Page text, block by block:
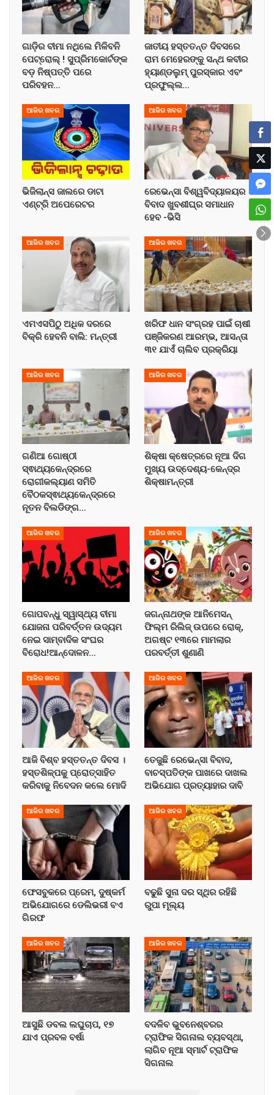
ଗାଡ଼ିର ବୀମା ନଥିଲେ ମିଳିବନି
ପେଟ୍ରୋଲ୍ ! ସୁପ୍ରିମକୋର୍ଟଙ୍କ
ବଡ଼ ନିଷ୍ପତ୍ତି ପରେ
ପରିବହନ…
ଜାତୀୟ ହସ୍ତତନ୍ତ ଦିବସରେ
ରାମ ମେହେରଙ୍କୁ ସନ୍ଥ କବୀର
ହ୍ୟାଣ୍ଡଲୁମ୍ ପୁରସ୍କାର ଏବଂ
ପ୍ରଫୁଲ୍ଲ…
ଆଜିର ଖବର
ଭିଜିଲାନ୍ସ ଜାଲରେ ଡାଟା
ଏଣ୍ଟ୍ରି ଅପେରେଟର
ଆଜିର ଖବର
ରେଭେନ୍ସା ବିଶ୍ୱବିଦ୍ୟାଳୟର
ବିବାଦ ଖୁବଶୀଘ୍ର ସମାଧାନ
ହେବ -ଭିସି
ଆଜିର ଖବର
ଏମଏସପିଠୁ ଅଧିକ ଦରରେ
ବିକ୍ରି ହେବନି ବାଲି: ମନ୍ତ୍ରୀ
ଆଜିର ଖବର
ଖରିଫ ଧାନ ସଂଗ୍ରହ ପାଇଁ ଚାଷୀ
ପଞ୍ଜିକରଣ ଆରମ୍ଭ, ଆସନ୍ତା
୩୧ ଯାଏଁ ଚାଲିବ ପ୍ରକ୍ରିୟା
ଆଜିର ଖବର
ଗଣିଆ ଗୋଷ୍ଠୀ
ସ୍ଵାଥ୍ୟକେନ୍ଦ୍ରରେ
ରୋଗୀକଲ୍ୟାଣ ସମିତି
ବୈଠକସ୍ଵାଥ୍ୟକେନ୍ଦ୍ରରେ
ନୂତନ ବିଲଡିଙ୍ଗ…
ଆଜିର ଖବର
ଶିକ୍ଷା କ୍ଷେତ୍ରରେ ନୂଆ ଦିଗ
ମୁଖ୍ୟ ଉଦ୍ଦେଶ୍ୟ-କେନ୍ଦ୍ର
ଶିକ୍ଷାମନ୍ତ୍ରୀ
ଆଜିର ଖବର
ଗୋପବନ୍ଧୁ ସ୍ୱାସ୍ଥ୍ୟ ବୀମା
ଯୋଜନା ପରିବର୍ତ୍ତନ ଉଦ୍ୟମ
ନେଇ ସାମ୍ବାଦିକ ସଂଘର
ବିରୋଧ!ଆନ୍ଦୋଳନ…
ଆଜିର ଖବର
ଜଗନ୍ନାଥଙ୍କ ଆନିମେସନ୍
ଫିଲ୍ମ ରିଲିଜ୍ ଉପରେ ରୋକ୍,
ଅଗଷ୍ଟ ୧୩ରେ ମାମଲାର
ପରବର୍ତ୍ତୀ ଶୁଣାଣି
ଆଜିର ଖବର
ଆଜି ବିଶ୍ବ ହସ୍ତତନ୍ତ ଦିବସ ।
ହସ୍ତଶିଳ୍ପକୁ ପ୍ରୋତ୍ସାହିତ
କରିବାକୁ ନିବେଦନ କଲେ ମୋଦି
ଆଜିର ଖବର
ତେଜୁଛି ରେଭେନ୍ସା ବିବାଦ,
ବାଚସ୍ପତିଙ୍କ ପାଖରେ ଦାଖଲ
ଅଭିଯୋଗ ପ୍ରତ୍ୟାହାର ଦାବି
ଆଜିର ଖବର
ଫେସବୁକରେ ପ୍ରେମ, ଦୁଷ୍କର୍ମ
ଅଭିଯୋଗରେ ଡେଲିଭରୀ ବଏ
ଗିରଫ
ଆଜିର ଖବର
ବଢୁଛି ସୁନା ଦର ସ୍ଥିର ରହିଛି
ରୁପା ମୂଲ୍ୟ
ଆଜିର ଖବର
ଆସୁଛି ଡବଲ ଲଘୁଚାପ, ୧୭
ଯାଏ ପ୍ରବଳ ବର୍ଷା
ଆଜିର ଖବର
ବଦଳିବ ଭୁବନେଶ୍ବରର
ଟ୍ରାଫିକ ସିଗନାଲ ବ୍ୟବସ୍ଥା,
ଲାଗିବ ନୂଆ ସ୍ମାର୍ଟ ଟ୍ରାଫିକ
ସିଗନାଲ